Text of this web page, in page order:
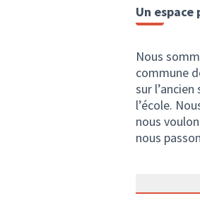
Un espace
Nous
commune
sur
l’école.
nous
nous